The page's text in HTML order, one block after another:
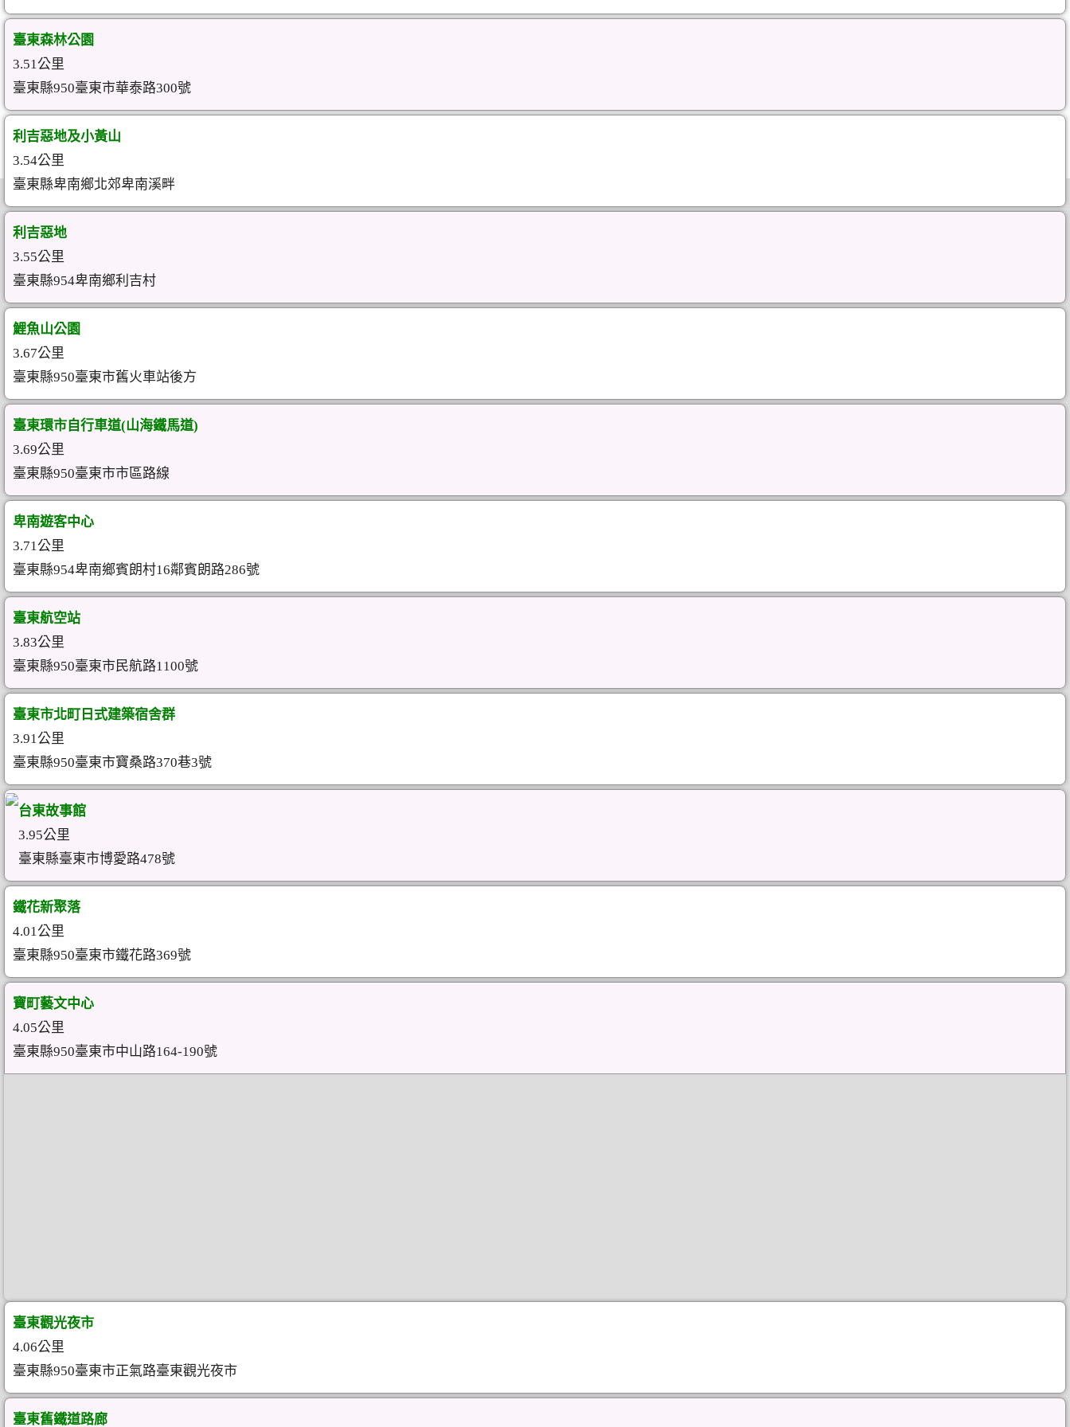
臺東森林公園
3.51公里
臺東縣950臺東市華泰路300號
利吉惡地及小黃山
3.54公里
臺東縣卑南鄉北郊卑南溪畔
利吉惡地
3.55公里
臺東縣954卑南鄉利吉村
鯉魚山公園
3.67公里
臺東縣950臺東市舊火車站後方
臺東環市自行車道(山海鐵馬道)
3.69公里
臺東縣950臺東市市區路線
卑南遊客中心
3.71公里
臺東縣954卑南鄉賓朗村16鄰賓朗路286號
臺東航空站
3.83公里
臺東縣950臺東市民航路1100號
臺東市北町日式建築宿舍群
3.91公里
臺東縣950臺東市寶桑路370巷3號
台東故事館
3.95公里
臺東縣臺東市博愛路478號
鐵花新聚落
4.01公里
臺東縣950臺東市鐵花路369號
寶町藝文中心
4.05公里
臺東縣950臺東市中山路164-190號
臺東觀光夜市
4.06公里
臺東縣950臺東市正氣路臺東觀光夜市
臺東舊鐵道路廊